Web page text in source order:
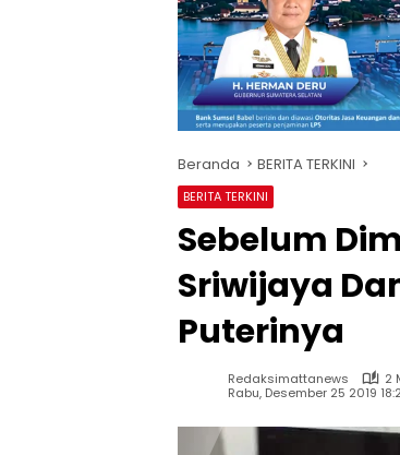
Beranda BERITA TERKINI
BERITA TERKINI
Sebelum
Sriwijaya
Puterinya
Redaksimattanews
2
Rabu, Desember 25 2019